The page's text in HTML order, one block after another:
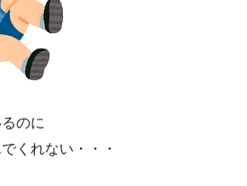
のに
くれない・・・